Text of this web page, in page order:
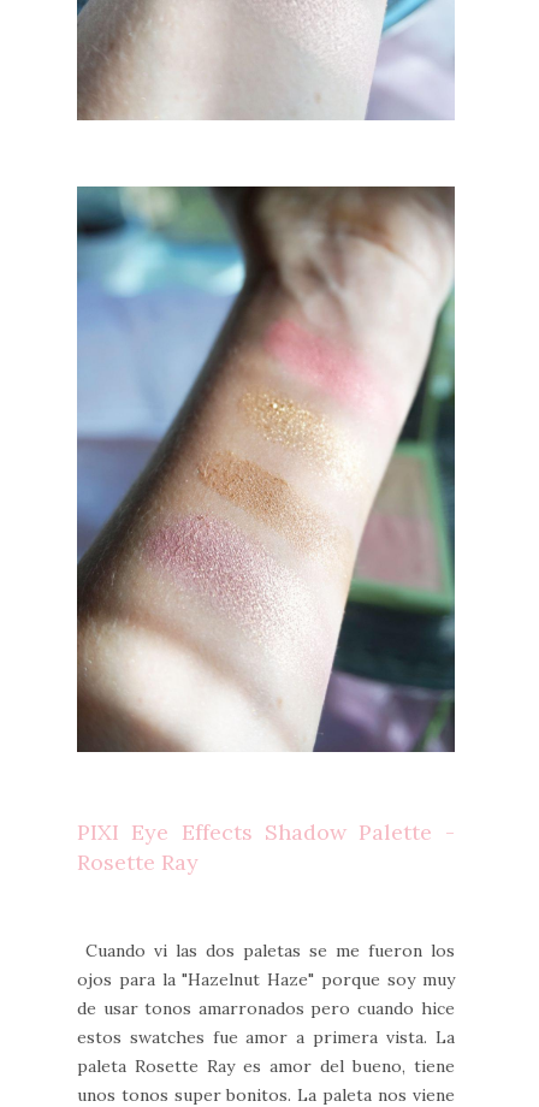
PIXI Eye Effects Shadow Palette -
Rosette Ray
Cuando vi las dos paletas se me fueron los
ojos para la "Hazelnut Haze" porque soy muy
de usar tonos amarronados pero cuando hice
estos swatches fue amor a primera vista. La
paleta Rosette Ray es amor del bueno, tiene
unos tonos super bonitos. La paleta nos viene